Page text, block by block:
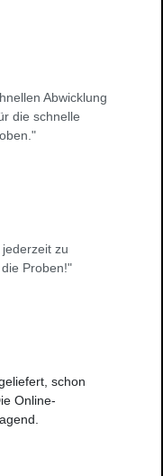
Abwicklung
die schnelle
zu
Proben!"
schon
Online-